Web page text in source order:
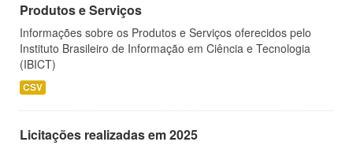
Produtos e Serviços
Informações sobre os Produtos e Serviços oferecidos pelo
Instituto Brasileiro de Informação em Ciência e Tecnologia
(IBICT)
CSV
Licitações realizadas em 2025